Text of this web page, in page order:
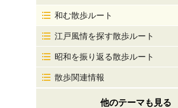
和む散歩ルート
江戸風情を探す散歩ルート
昭和を振り返る散歩ルート
散歩関連情報
他のテーマも見る